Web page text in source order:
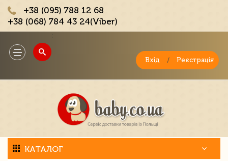
+38 (095) 788 12 68
+38 (068) 784 43 24(Viber)
Toggle
navigation
Вхід / Реєстрація
КАТАЛОГ